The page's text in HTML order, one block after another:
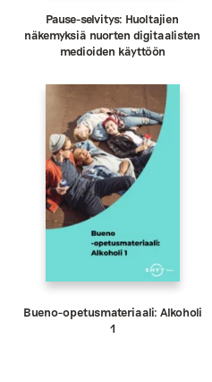
Pause-selvitys: Huoltajien
näkemyksiä nuorten digitaalisten
medioiden käyttöön
Bueno-opetusmateriaali: Alkoholi
1